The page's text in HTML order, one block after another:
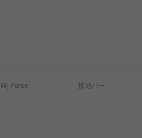
WJ Furse 接地バー